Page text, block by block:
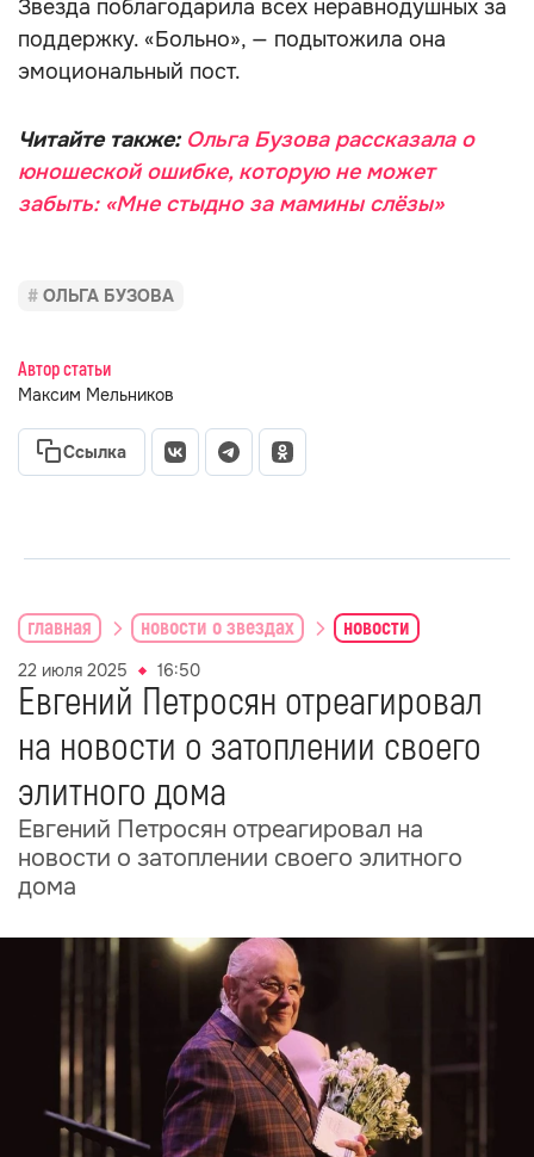
Звезда поблагодарила всех неравнодушных за
поддержку. «Больно», — подытожила она
эмоциональный пост.
Читайте также: Ольга Бузова рассказала о
юношеской ошибке, которую не может
забыть: «Мне стыдно за мамины слёзы»
ОЛЬГА БУЗОВА
Автор статьи
Максим Мельников
Ссылка
главная новости о звездах новости
22 июля 2025 16:50
Евгений Петросян отреагировал
на новости о затоплении своего
элитного дома
Евгений Петросян отреагировал на
новости о затоплении своего элитного
дома